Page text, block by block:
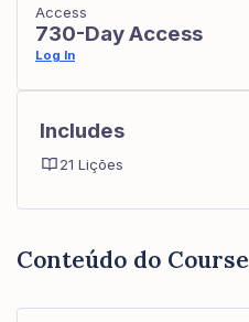
Conteúdo do Course
Access
730-Day Access
Log In
Includes
21 Lições